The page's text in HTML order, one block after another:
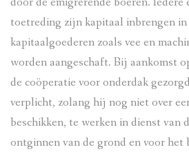
toetreding zijn kapitaal inbrengen
kapitaalgoederen zoals vee en
worden aangeschaft. Bij aankomst
de coöperatie voor onderdak
verplicht, zolang hij nog niet over
beschikken, te werken in dienst van
ontginnen van de grond en voor het